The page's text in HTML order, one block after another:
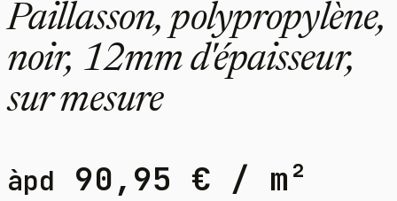
Paillasson, polypropylène,
noir, 12mm d'épaisseur,
sur mesure
àpd 90,95 € / m²